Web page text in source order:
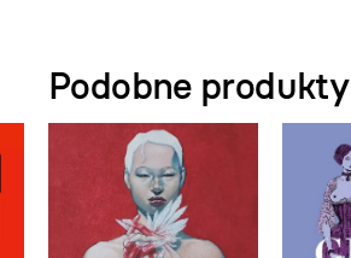
Podobne produkty